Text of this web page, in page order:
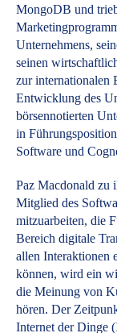
MongoDB und
Unternehmens,
seinen
zur internationalen
Entwicklung des
börsennotierten
in
Software und
Paz Macdonald zu
Mitglied des
mitzuarbeiten, die
Bereich digitale
allen Interaktionen
können, wird ein
die Meinung von
hören. Der
Internet der Dinge